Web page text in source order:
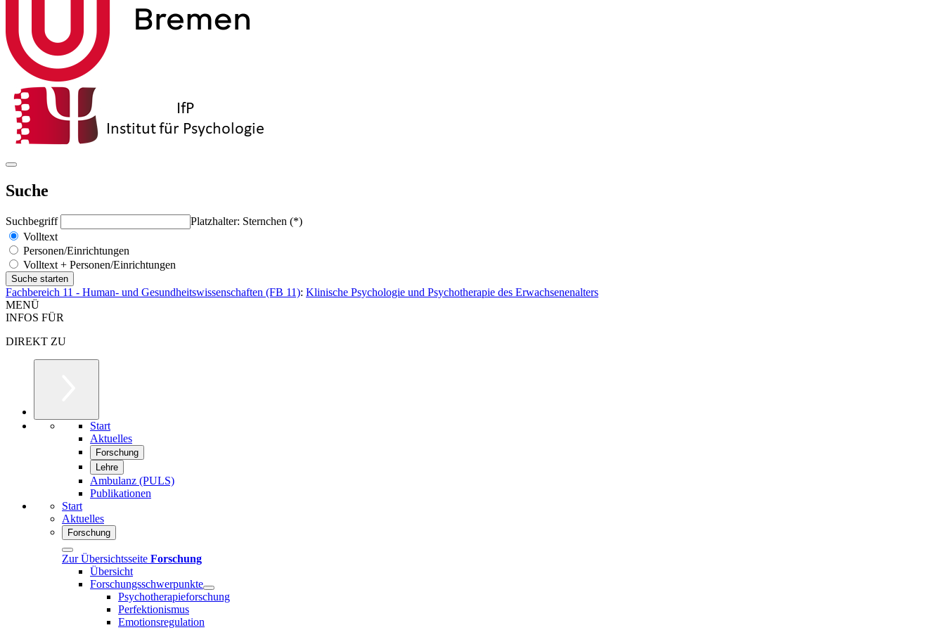
Suche
Suchbegriff
Platzhalter: Sternchen (*)
Volltext
Personen/Einrichtungen
Volltext + Personen/Einrichtungen
Fachbereich 11 - Human- und Gesundheitswissenschaften (FB 11): Klinische Psychologie und Psychotherapie des Erwachsenenalters
MENÜ
INFOS FÜR
DIREKT ZU
Start
Aktuelles
Forschung
Lehre
Ambulanz (PULS)
Publikationen
Start
Aktuelles
Forschung
Zur Übersichtsseite Forschung
Übersicht
Forschungsschwerpunkte
Psychotherapieforschung
Perfektionismus
Emotionsregulation